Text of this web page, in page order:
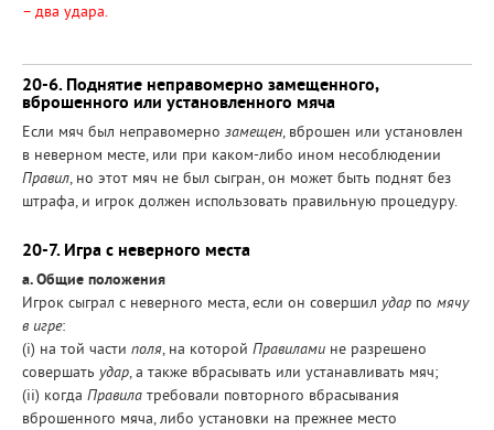
– два удара.
20-6. Поднятие неправомерно замещенного,
вброшенного или установленного мяча
Если мяч был неправомерно замещен, вброшен или установлен
в неверном месте, или при каком-либо ином несоблюдении
Правил, но этот мяч не был сыгран, он может быть поднят без
штрафа, и игрок должен использовать правильную процедуру.
20-7. Игра с неверного места
a. Общие положения
Игрок сыграл с неверного места, если он совершил удар по мячу
в игре:
(i) на той части поля, на которой Правилами не разрешено
совершать удар, а также вбрасывать или устанавливать мяч;
(ii) когда Правила требовали повторного вбрасывания
вброшенного мяча, либо установки на прежнее место